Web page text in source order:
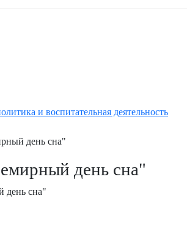
и воспитательная деятельность
день сна"
день сна"
день сна"